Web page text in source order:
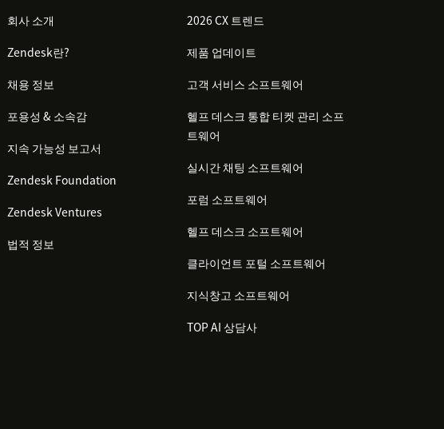
회사 소개
Zendesk란?
채용 정보
포용성 & 소속감
지속 가능성 보고서
Zendesk Foundation
Zendesk Ventures
법적 정보
2026 CX 트렌드
제품 업데이트
고객 서비스 소프트웨어
헬프 데스크 통합 티켓 관리 소프
트웨어
실시간 채팅 소프트웨어
포럼 소프트웨어
헬프 데스크 소프트웨어
클라이언트 포털 소프트웨어
지식창고 소프트웨어
TOP AI 상담사